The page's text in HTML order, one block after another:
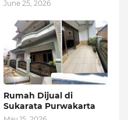
June 25, 2026
Rumah Dijual di
Sukarata Purwakarta